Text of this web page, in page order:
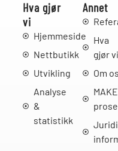
Hva gjør
vi
Hjemmeside
Nettbutikk
Utvikling
Analyse
&
statistikk
Annet
Hva
gjør vi
Om
MAKE